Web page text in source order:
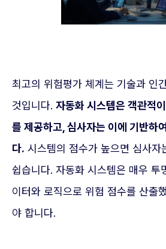
최고의 위험평가 체계는 기술과 인
것입니다. 자동화 시스템은 객관적
를 제공하고, 심사자는 이에 기반하
다. 시스템의 점수가 높으면 심사자
쉽습니다. 자동화 시스템은 매우 투
이터와 로직으로 위험 점수를 산출
야 합니다.